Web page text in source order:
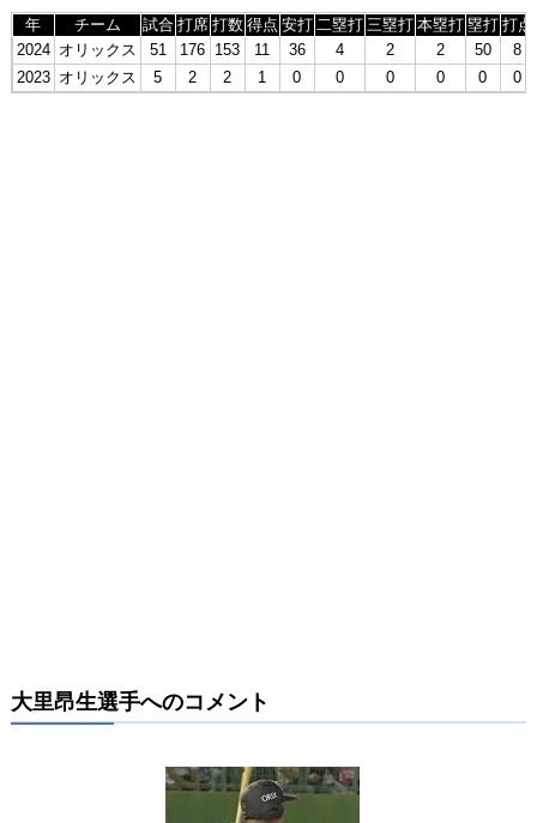
年 チーム 試合 打席 打数 得点 安打 二塁打 三塁打 本塁打 塁打 打点
2024 オリックス 51 176 153 11 36 4 2 2 50
8
2023 オリックス 5 2 2 1 0 0 0 0 0 0
大里昂生選手へのコメント